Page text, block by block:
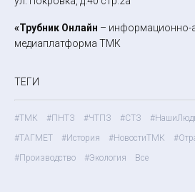
«Трубник Онлайн – информационно-
медиаплатформа ТМК
ТЕГИ
#ТМК #ПНТЗ #ЧТПЗ #СТЗ
#ТАГМЕТ
#История #НовостиТМК
#Производство
#Экология Все